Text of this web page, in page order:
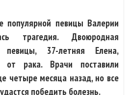
популярной певицы Валерии
трагедия. Двоюродная
певицы, 37-летняя Елена,
от рака. Врачи поставили
четыре месяца назад, но все
победить болезнь.